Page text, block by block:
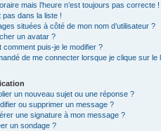
mais l’heure n’est toujours pas correcte !
pas dans la liste !
situées à côté de mon nom d’utilisateur ?
un avatar ?
comment puis-je le modifier ?
de me connecter lorsque je clique sur
un nouveau sujet ou une réponse ?
ou supprimer un message ?
une signature à mon message ?
un sondage ?